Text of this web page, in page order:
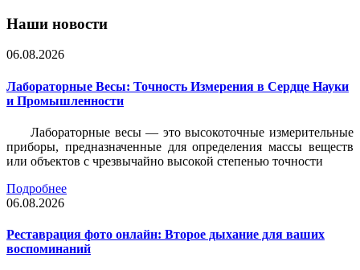
Наши новости
06.08.2026
Лабораторные Весы: Точность Измерения в Сердце Науки
и Промышленности
Лабораторные весы — это высокоточные измерительные
приборы, предназначенные для определения массы веществ
или объектов с чрезвычайно высокой степенью точности
Подробнее
06.08.2026
Реставрация фото онлайн: Второе дыхание для ваших
воспоминаний